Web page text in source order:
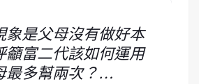
象是父母沒有做好本
籲富二代該如何運用
最多幫兩次？…